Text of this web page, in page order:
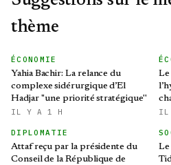
thème
ÉCONOMIE
Yahia Bachir: La relance du
complexe sidérurgique d’El
Hadjar ''une priorité stratégique''
IL Y A 1 H
Le
IL
DIPLOMATIE
Attaf reçu par la présidente du
Conseil de la République de
Le